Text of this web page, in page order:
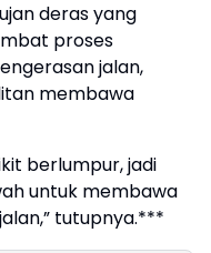
deras yang
proses
jalan,
membawa
berlumpur, jadi
untuk membawa
tutupnya.***